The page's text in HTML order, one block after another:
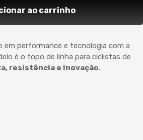
em performance e tecnologia com a
é o topo de linha para ciclistas de
resistência e inovação.
ao carrinho